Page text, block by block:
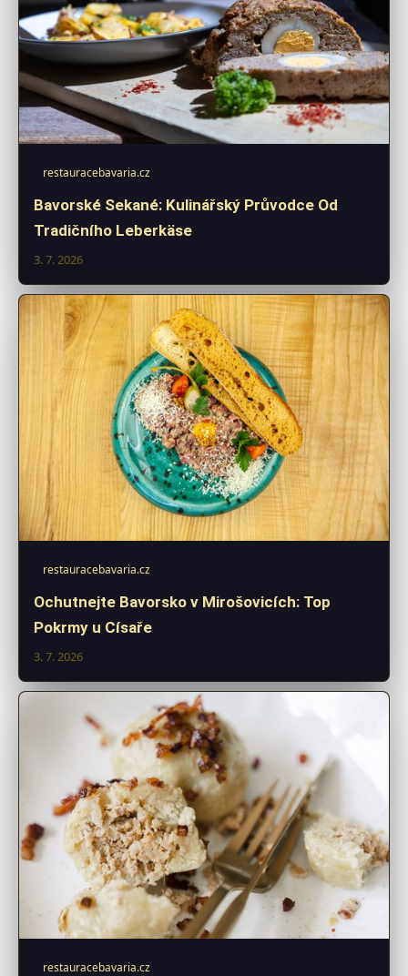
restauracebavaria.cz
Bavorské Sekané: Kulinářský Průvodce Od
Tradičního Leberkäse
3. 7. 2026
restauracebavaria.cz
Ochutnejte Bavorsko v Mirošovicích: Top
Pokrmy u Císaře
3. 7. 2026
restauracebavaria.cz